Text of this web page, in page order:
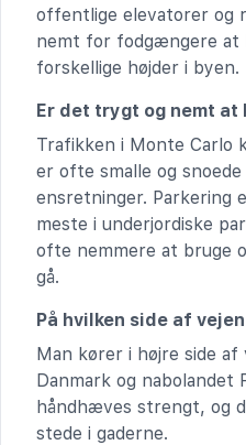
offentlige elevatorer og
nemt for fodgængere at
forskellige højder i byen.
Er det trygt og nemt at
Trafikken i Monte
er ofte smalle og snoede
ensretninger. Parkering
meste i underjordiske
ofte nemmere at bruge
gå.
På hvilken side af
Man kører i højre side af
Danmark og nabolandet
håndhæves strengt, og
stede i gaderne.